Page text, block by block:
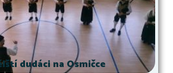
dudáci na Osmičce